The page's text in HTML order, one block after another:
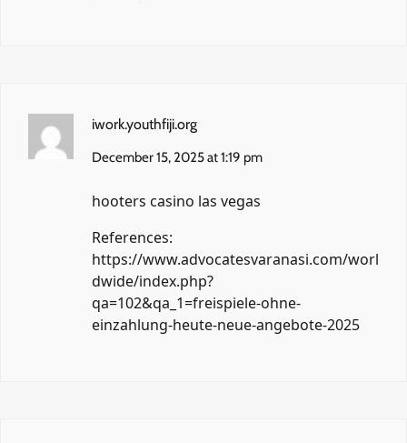
iwork.youthfiji.org
December 15, 2025 at 1:19 pm
hooters casino las vegas
References:
https://www.advocatesvaranasi.com/worl
dwide/index.php?
qa=102&qa_1=freispiele-ohne-
einzahlung-heute-neue-angebote-2025